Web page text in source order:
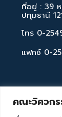
คณะวิศวก
ที่อยู่ : 39
ปทุมธานี
โทร 0-
แฟกซ์ 0-